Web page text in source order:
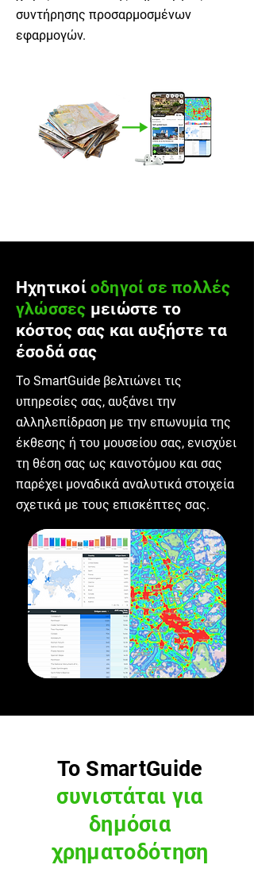
συντήρησης προσαρμοσμένων
εφαρμογών.
Ηχητικοί οδηγοί σε πολλές
γλώσσες μειώστε το
κόστος σας και αυξήστε τα
έσοδά σας
Το SmartGuide βελτιώνει τις
υπηρεσίες σας, αυξάνει την
αλληλεπίδραση με την επωνυμία της
έκθεσης ή του μουσείου σας, ενισχύει
τη θέση σας ως καινοτόμου και σας
παρέχει μοναδικά αναλυτικά στοιχεία
σχετικά με τους επισκέπτες σας.
Το SmartGuide
συνιστάται για
δημόσια
χρηματοδότηση